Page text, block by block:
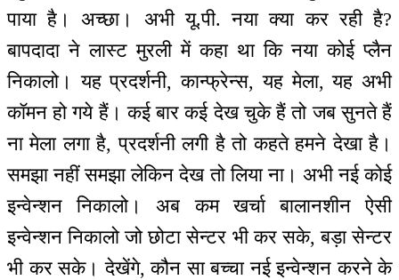
पाया है। अच्छा। अभी यू.पी. नया क्या कर रही है?
बापदादा ने लास्ट मुरली में कहा था कि नया कोई प्लैन
निकालो। यह प्रदर्शनी, कान्फ्रेन्स, यह मेला, यह अभी
कॉमन हो गये हैं। कई बार कई देख चुके हैं तो जब सुनते हैं
ना मेला लगा है, प्रदर्शनी लगी है तो कहते हमने देखा है।
समझा नहीं समझा लेकिन देख तो लिया ना। अभी नई कोई
इन्वेन्शन निकालो। अब कम खर्चा बालानशीन ऐसी
इन्वेन्शन निकालो जो छोटा सेन्टर भी कर सके, बड़ा सेन्टर
भी कर सके। देखेंगे, कौन सा बच्चा नई इन्वेन्शन करने के